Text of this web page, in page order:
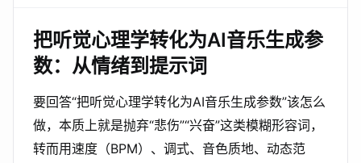
把听觉心理学转化为AI音乐生成参
数：从情绪到提示词
要回答“把听觉心理学转化为AI音乐生成参数”该怎么
做，本质上就是抛弃“悲伤”“兴奋”这类模糊形容词，
转而用速度（BPM）、调式、音色质地、动态范